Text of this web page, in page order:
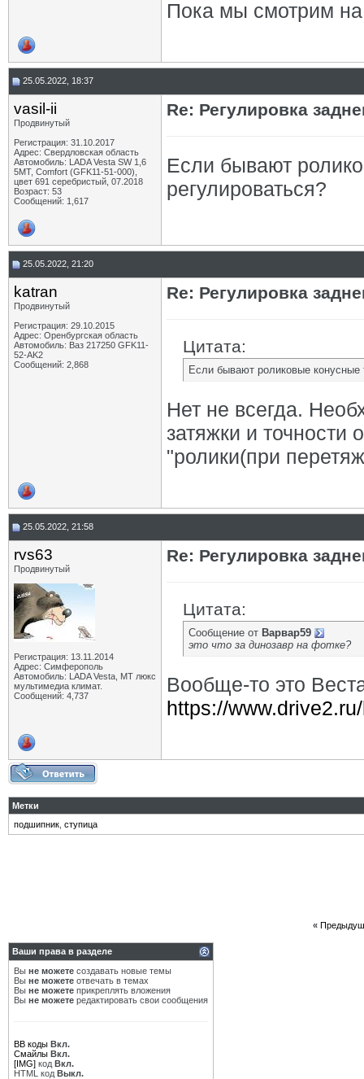
Пока мы смотрим
25.05.2022, 18:37
vasil-ii
Продвинутый
Регистрация: 31.10.2017
Адрес: Свердловская область
Автомобиль: LADA Vesta SW 1,6
5МТ, Comfort (GFK11-51-000),
цвет 691 серебристый, 07.2018
Возраст: 53
Сообщений: 1,617
Re: Регулировка
Если бывают
регулироваться?
25.05.2022, 21:20
katran
Продвинутый
Регистрация: 29.10.2015
Адрес: Оренбургская область
Автомобиль: Ваз 217250 GFK11-
52-AK2
Сообщений: 2,868
Re: Регулировка
Цитата:
Если бывают роликовые
Нет не всегда.
затяжки и точности
"ролики(при
25.05.2022, 21:58
rvs63
Продвинутый
Регистрация: 13.11.2014
Адрес: Симферополь
Автомобиль: LADA Vesta, МТ люкс
мультимедиа климат.
Сообщений: 4,737
Re: Регулировка
Цитата:
Сообщение от Варвар59
это что за динозавр на фотке?
Вообще-то это
https://
Метки
подшипник ступица
«
Ваши права в разделе
Вы не можете создавать новые темы
Вы не можете отвечать в темах
Вы не можете прикреплять вложения
Вы не можете редактировать свои сообщения
BB коды Вкл.
Смайлы Вкл.
[IMG] код Вкл.
HTML код Выкл.